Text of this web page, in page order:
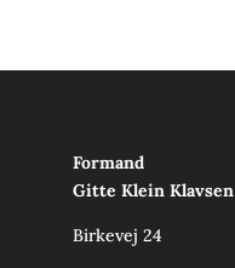
Formand
Gitte Klein Klavsen
Birkevej 24